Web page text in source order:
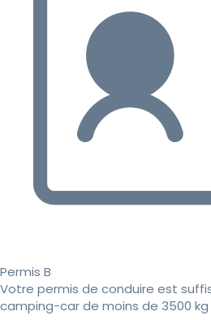
Permis B
Votre permis de conduire est
camping-car de moins de 3500 kg